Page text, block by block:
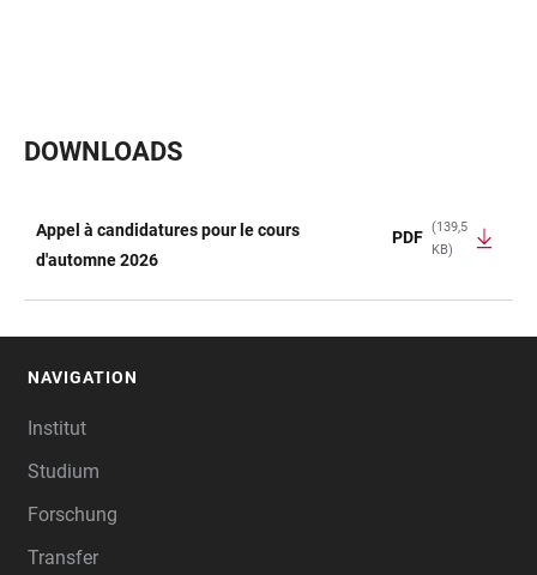
DOWNLOADS
TABELLE
Appel à candidatures pour le cours
d'automne 2026
PDF
(139,5
KB)
NAVIGATION
Institut
Studium
Forschung
Transfer